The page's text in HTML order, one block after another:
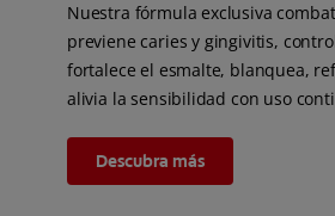
Nuestra fórmula exclusiva
previene caries y gingivitis,
fortalece el esmalte, blanquea,
alivia la sensibilidad con uso
Descubra más